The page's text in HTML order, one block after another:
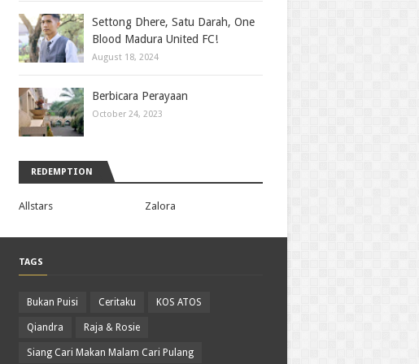
Settong Dhere, Satu Darah, One
Blood Madura United FC!
August 18, 2024
Berbicara Perayaan
October 24, 2023
REDEMPTION
Allstars Zalora
TAGS
Bukan Puisi Ceritaku KOS ATOS
Qiandra Raja & Rosie
Siang Cari Makan Malam Cari Pulang